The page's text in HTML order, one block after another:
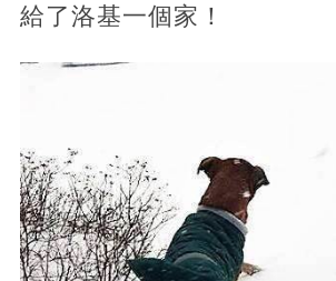
給了洛基一個家！